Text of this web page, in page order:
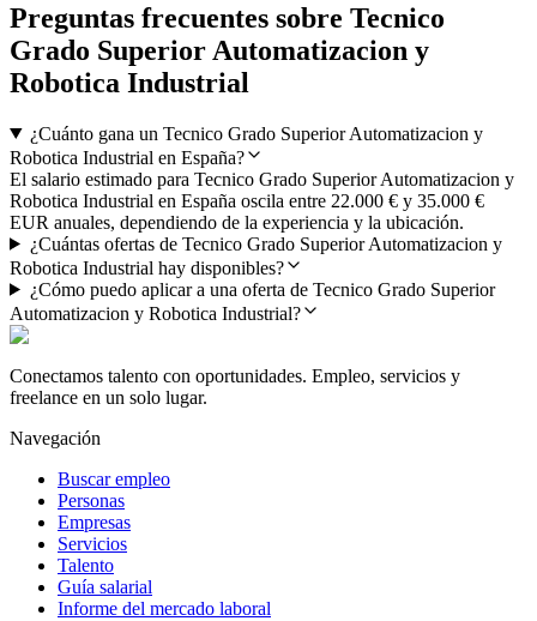
Preguntas frecuentes sobre Tecnico
Grado Superior Automatizacion y
Robotica Industrial
¿Cuánto gana un Tecnico Grado Superior Automatizacion y
Robotica Industrial en España?
El salario estimado para Tecnico Grado Superior Automatizacion y
Robotica Industrial en España oscila entre 22.000 € y 35.000 €
EUR anuales, dependiendo de la experiencia y la ubicación.
¿Cuántas ofertas de Tecnico Grado Superior Automatizacion y
Robotica Industrial hay disponibles?
¿Cómo puedo aplicar a una oferta de Tecnico Grado Superior
Automatizacion y Robotica Industrial?
Conectamos talento con oportunidades. Empleo, servicios y
freelance en un solo lugar.
Navegación
Buscar empleo
Personas
Empresas
Servicios
Talento
Guía salarial
Informe del mercado laboral